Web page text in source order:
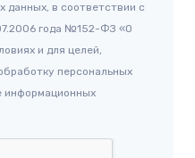
данных, в соответствии с
года №152-ФЗ «О
и для целей,
персональных
информационных